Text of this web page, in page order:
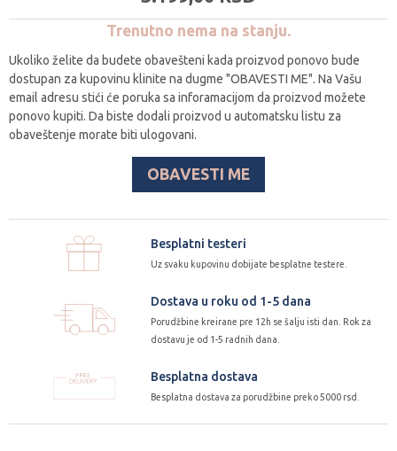
Trenutno nema na stanju.
Ukoliko želite da budete obavešteni kada proizvod ponovo bude
dostupan za kupovinu klinite na dugme "OBAVESTI ME". Na Vašu
email adresu stići će poruka sa inforamacijom da proizvod možete
ponovo kupiti. Da biste dodali proizvod u automatsku listu za
obaveštenje morate biti ulogovani.
OBAVESTI ME
Besplatni testeri
Uz svaku kupovinu dobijate besplatne testere.
Dostava u roku od 1-5 dana
Porudžbine kreirane pre 12h se šalju isti dan. Rok za
dostavu je od 1-5 radnih dana.
Besplatna dostava
Besplatna dostava za porudžbine preko 5000 rsd.